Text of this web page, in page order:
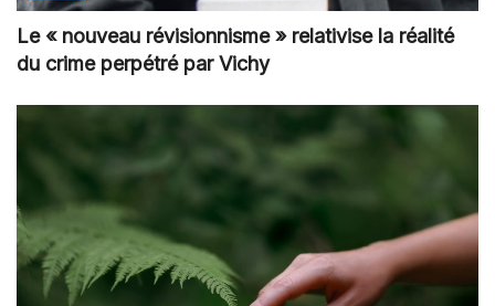
Le « nouveau révisionnisme » relativise la réalité
du crime perpétré par Vichy